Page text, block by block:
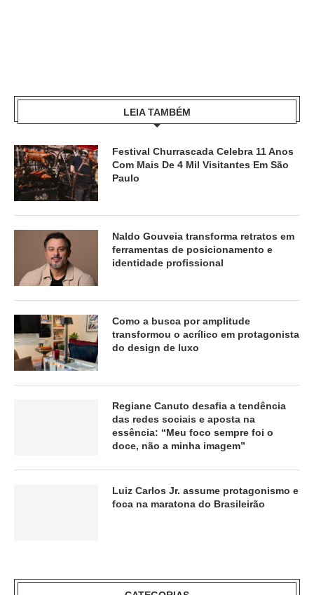
LEIA TAMBÉM
Festival Churrascada Celebra 11 Anos
Com Mais De 4 Mil Visitantes Em São
Paulo
Naldo Gouveia transforma retratos em
ferramentas de posicionamento e
identidade profissional
Como a busca por amplitude
transformou o acrílico em protagonista
do design de luxo
Regiane Canuto desafia a tendência
das redes sociais e aposta na
essência: “Meu foco sempre foi o
doce, não a minha imagem”
Luiz Carlos Jr. assume protagonismo e
foca na maratona do Brasileirão